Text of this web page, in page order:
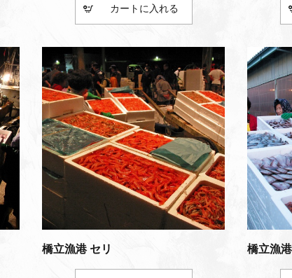
カート
橋立漁港 セリ 橋立漁